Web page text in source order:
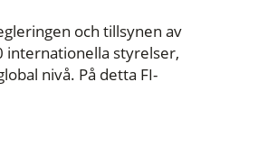
och tillsynen av
internationella styrelser,
nivå. På detta FI-